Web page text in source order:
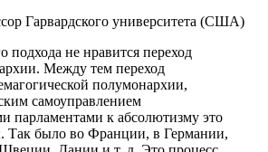
Гарвардского университета (США)
подхода не нравится переход
Между тем переход
полумонархии,
самоуправлением
парламентами к абсолютизму это
Так было во Франции, в Германии,